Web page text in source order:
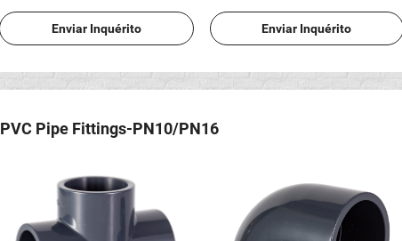
Enviar Inquérito Enviar Inquérito
PVC Pipe Fittings-PN10/PN16